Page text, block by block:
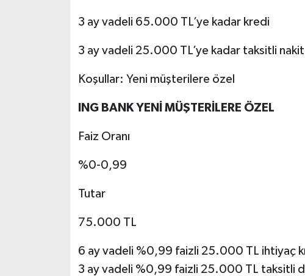
3 ay vadeli 65.000 TL’ye kadar kredi
3 ay vadeli 25.000 TL’ye kadar taksitli nakit
Koşullar: Yeni müşterilere özel
ING BANK YENİ MÜŞTERİLERE ÖZEL
Faiz Oranı
%0-0,99
Tutar
75.000 TL
6 ay vadeli %0,99 faizli 25.000 TL ihtiyaç
3 ay vadeli %0,99 faizli 25.000 TL taksitli